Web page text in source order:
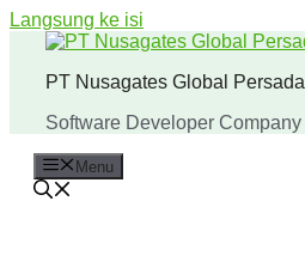
Langsung ke isi
PT Nusagates Global Persada
Software Developer Company
Menu